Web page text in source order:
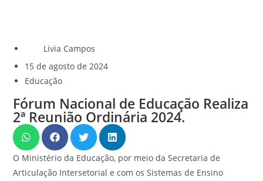
Livia Campos
15 de agosto de 2024
Educação
Fórum Nacional de Educação Realiza
2ª Reunião Ordinária 2024.
O Ministério da Educação, por meio da Secretaria de
Articulação Intersetorial e com os Sistemas de Ensino